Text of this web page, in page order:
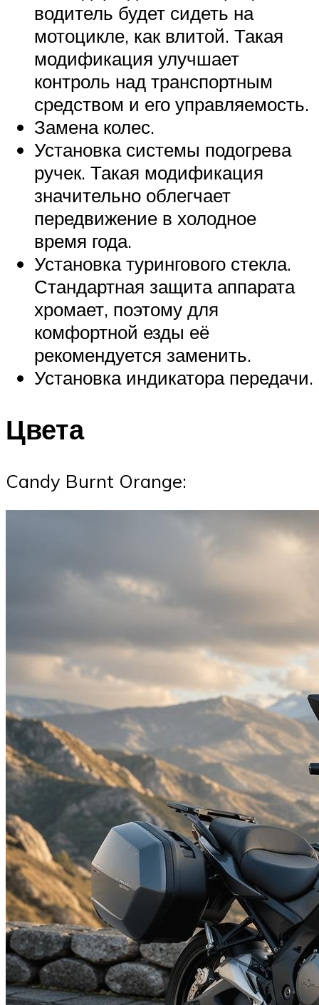
водитель будет сидеть на
мотоцикле, как влитой. Такая
модификация улучшает
контроль над транспортным
средством и его управляемость.
Замена колес.
Установка системы подогрева
ручек. Такая модификация
значительно облегчает
передвижение в холодное
время года.
Установка турингового стекла.
Стандартная защита аппарата
хромает, поэтому для
комфортной езды её
рекомендуется заменить.
Установка индикатора передачи.
Цвета
Candy Burnt Orange: